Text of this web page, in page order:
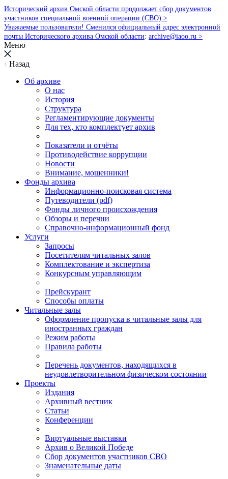
Исторический архив Омской области продолжает сбор документов
участников специальной военной операции (СВО) >
Уважаемые пользователи! Сменился официальный адрес электронной
почты Исторического архива Омской области: archive@iaoo.ru >
Меню
Назад
Об архиве
О нас
История
Структура
Регламентирующие документы
Для тех, кто комплектует архив
Показатели и отчёты
Противодействие коррупции
Новости
Внимание, мошенники!
Фонды архива
Информационно-поисковая система
Путеводители (pdf)
Фонды личного происхождения
Обзоры и перечни
Справочно-информационный фонд
Услуги
Запросы
Посетителям читальных залов
Комплектование и экспертиза
Конкурсным управляющим
Прейскурант
Способы оплаты
Читальные залы
Оформление пропуска в читальные залы для
иностранных граждан
Режим работы
Правила работы
Перечень документов, находящихся в
неудовлетворительном физическом состоянии
Проекты
Издания
Архивный вестник
Статьи
Конференции
Виртуальные выставки
Архив о Великой Победе
Сбор документов участников СВО
Знаменательные даты